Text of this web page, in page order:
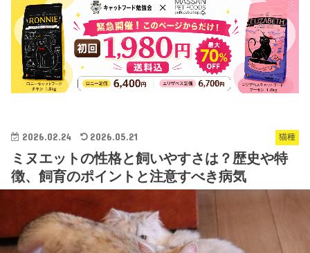
猫種
2026.02.24 2026.05.21
ミヌエットの性格と飼いやすさは？歴史や特
徴、飼育のポイントと注意すべき病気